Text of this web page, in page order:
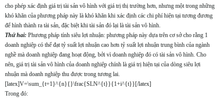
cho phép xác định giá trị tài sản vô hình với giá trị thị trường hơn, nhưng một trong những
khó khăn của phương pháp này là khó khăn khi xác định các chi phí hiện tại tương đương
để hình thành ra tài sản, đặc biệt khi tài sản đó lại là tài sản vô hình.
Thứ hai: Phương pháp tính siêu lợi nhuận: phương pháp này dựa trên cơ sở cho rằng 1
doanh nghiệp có thể đạt tỷ suất lợi nhuận cao hơn tỷ suất lợi nhuận trung bình của ngành
nghề mà doanh nghiệp đang hoạt động, bởi vì doanh nghiệp đó có tài sản vô hình. Cho
nên, giá trị tài sản vô hình của doanh nghiệp chính là giá trị hiện tại của dòng siêu lợi
nhuận mà doanh nghiệp thu được trong tương lai.
[latex]V=\sum_{t=1}^{n}{}\frac{SLN^{t}}{1+i^{t}}[/latex]
Trong đó: